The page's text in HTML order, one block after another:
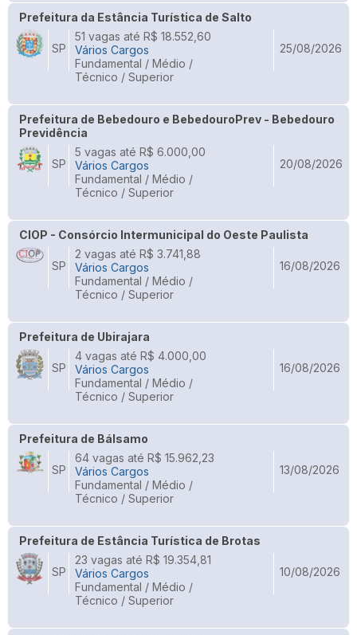
Prefeitura da Estância Turística de Salto
SP
51 vagas até R$ 18.552,60
Vários Cargos
Fundamental / Médio /
Técnico / Superior
25/08/2026
Prefeitura de Bebedouro e BebedouroPrev - Bebedouro
Previdência
SP
5 vagas até R$ 6.000,00
Vários Cargos
Fundamental / Médio /
Técnico / Superior
20/08/2026
CIOP - Consórcio Intermunicipal do Oeste Paulista
SP
2 vagas até R$ 3.741,88
Vários Cargos
Fundamental / Médio /
Técnico / Superior
16/08/2026
Prefeitura de Ubirajara
SP
4 vagas até R$ 4.000,00
Vários Cargos
Fundamental / Médio /
Técnico / Superior
16/08/2026
Prefeitura de Bálsamo
SP
64 vagas até R$ 15.962,23
Vários Cargos
Fundamental / Médio /
Técnico / Superior
13/08/2026
Prefeitura de Estância Turística de Brotas
SP
23 vagas até R$ 19.354,81
Vários Cargos
Fundamental / Médio /
Técnico / Superior
10/08/2026